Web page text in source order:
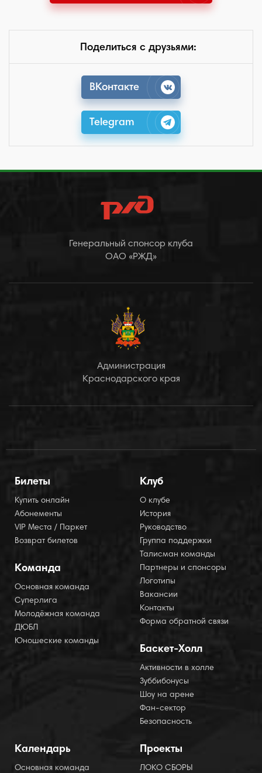
Поделиться с друзьями:
ВКонтакте
Telegram
Генеральный спонсор клуба
ОАО «РЖД»
Администрация
Краснодарского края
Билеты
Купить онлайн
Абонементы
VIP Места / Паркет
Возврат билетов
Команда
Основная команда
Суперлига
Молодёжная команда
ДЮБЛ
Юношеские команды
Клуб
О клубе
История
Руководство
Группа поддержки
Талисман команды
Партнеры и спонсоры
Логотипы
Вакансии
Контакты
Форма обратной связи
Баскет-Холл
Активности в холле
Зуббибонусы
Шоу на арене
Фан-сектор
Безопасность
Календарь
Основная команда
Проекты
ЛОКО СБОРЫ